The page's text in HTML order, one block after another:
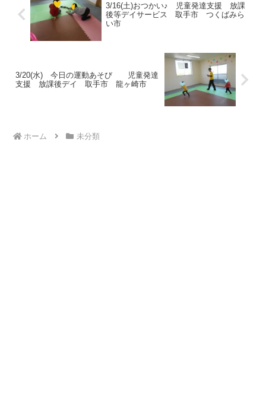
3/16(土)おつかい♪ 児童発達支援 放課
後等デイサービス 取手市 つくばみら
い市
3/20(水) 今日の運動あそび 児童発達
支援 放課後デイ 取手市 龍ヶ崎市
ホーム 未分類